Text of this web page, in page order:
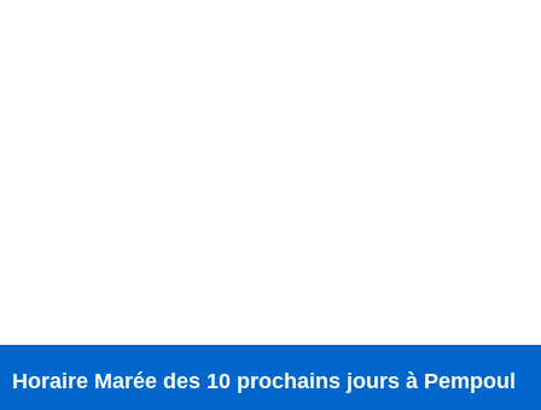
Horaire Marée des 10 prochains jours à Pempoul